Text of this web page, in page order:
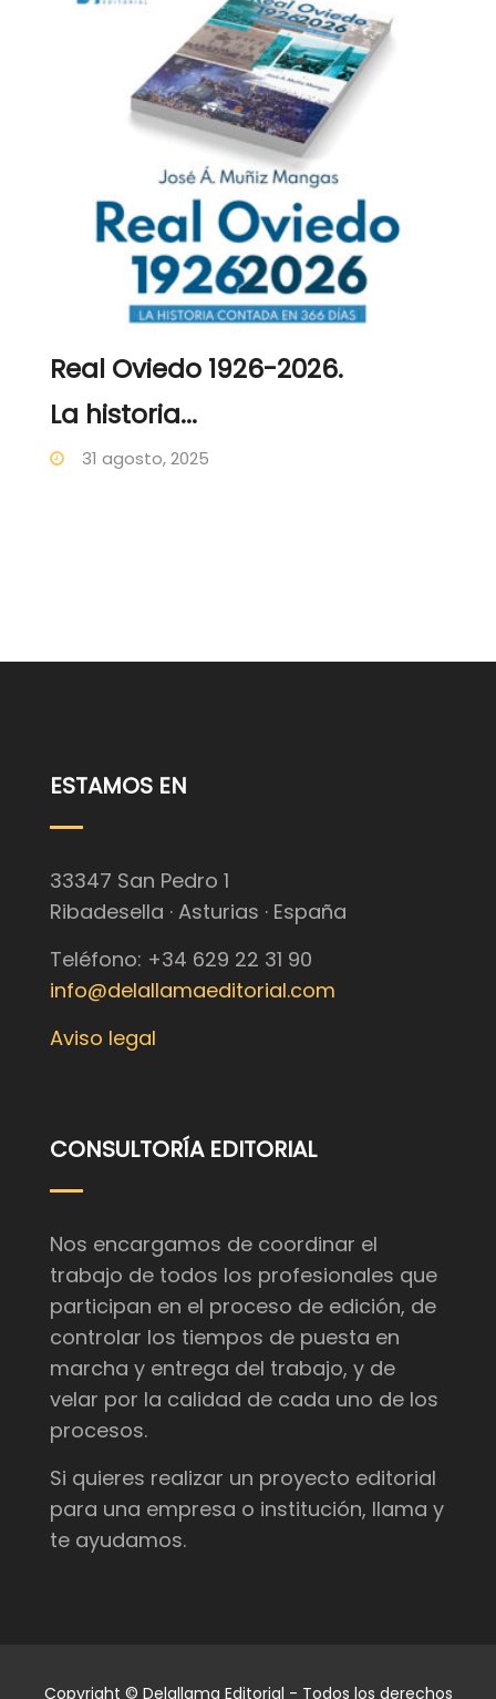
Real Oviedo 1926-2026.
La historia...
31 agosto, 2025
ESTAMOS EN
33347 San Pedro 1
Ribadesella · Asturias · España
Teléfono: +34 629 22 31 90
info@delallamaeditorial.com
Aviso legal
CONSULTORÍA EDITORIAL
Nos encargamos de coordinar el
trabajo de todos los profesionales que
participan en el proceso de edición, de
controlar los tiempos de puesta en
marcha y entrega del trabajo, y de
velar por la calidad de cada uno de los
procesos.
Si quieres realizar un proyecto editorial
para una empresa o institución, llama y
te ayudamos.
Copyright © Delallama Editorial - Todos los derechos